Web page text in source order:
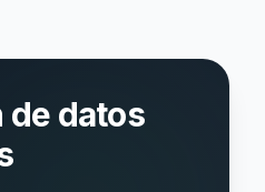
de datos